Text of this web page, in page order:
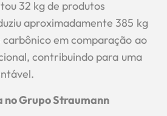
32 kg de produtos
aproximadamente 385 kg
carbônico em comparação ao
contribuindo para uma
Grupo Straumann